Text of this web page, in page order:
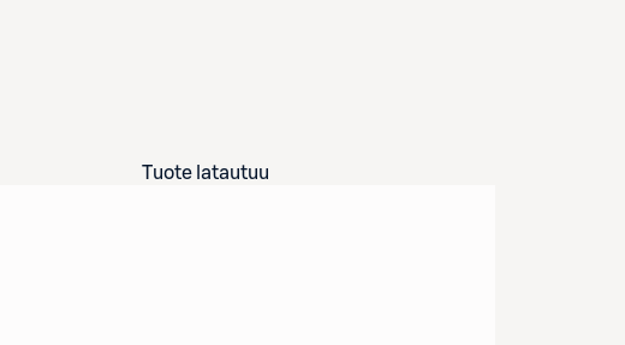
Tuote latautuu